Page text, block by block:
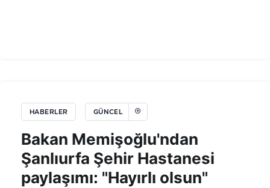
HABERLER GÜNCEL
Bakan Memişoğlu'ndan
Şanlıurfa Şehir Hastanesi
paylaşımı: "Hayırlı olsun"